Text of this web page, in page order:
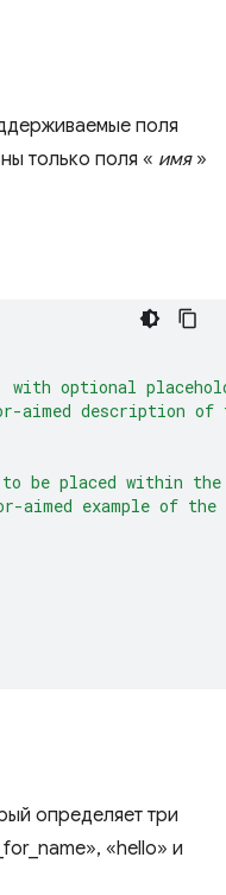
поля
только поля « имя»
with optional
aimed description of
be placed within the
aimed example of
определяет три
«hello» и